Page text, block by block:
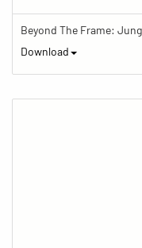
Download